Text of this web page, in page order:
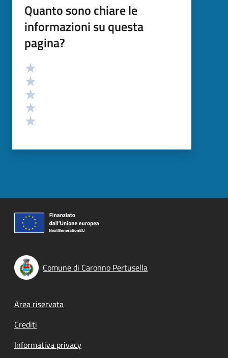
Quanto sono chiare le
informazioni su questa
pagina?
Valutazione
Comune di Caronno Pertusella
Footer menu
Area riservata
Crediti
Informativa privacy